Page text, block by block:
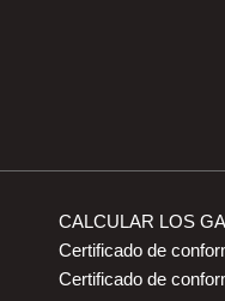
CALCULAR LOS
Certificado de
Certificado de